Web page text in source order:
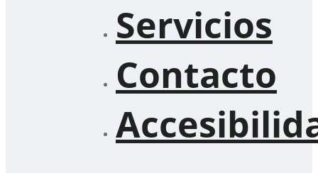
Servicios
Contacto